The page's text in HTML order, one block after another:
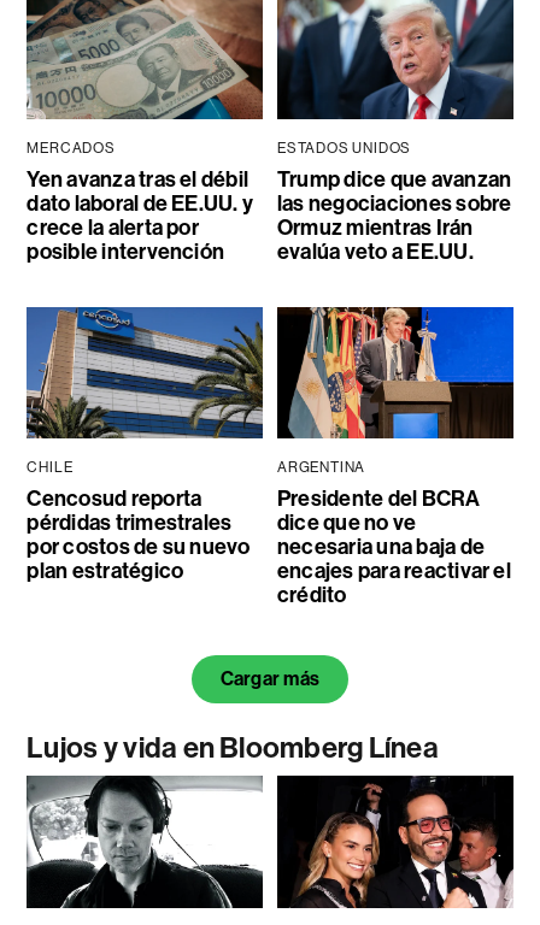
MERCADOS
Yen avanza tras el débil
dato laboral de EE.UU. y
crece la alerta por
posible intervención
ESTADOS UNIDOS
Trump dice que avanzan
las negociaciones sobre
Ormuz mientras Irán
evalúa veto a EE.UU.
CHILE
Cencosud reporta
pérdidas trimestrales
por costos de su nuevo
plan estratégico
ARGENTINA
Presidente del BCRA
dice que no ve
necesaria una baja de
encajes para reactivar el
crédito
Cargar más
Lujos y vida en Bloomberg Línea